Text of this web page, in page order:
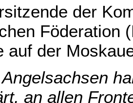
der
Föderation
auf der
Angelsachsen
an allen